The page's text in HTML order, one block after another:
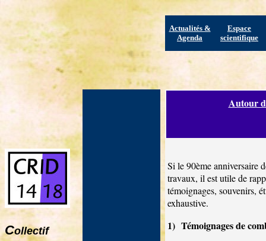
Actualités &
Agenda
Espace
scientifique
Collectif
Autour
Si le 90ème anniversaire
travaux, il est utile de
témoignages, souvenirs,
exhaustive.
1) Témoignages de